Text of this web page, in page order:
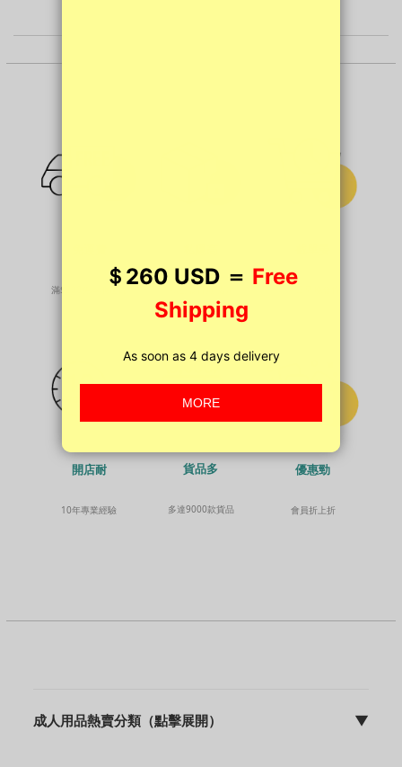
滿$200免本地運費 平日早晚發貨
開店耐
10年專業經驗
貨品多
多達9000款貨品
優惠勁
會員折上折
成人用品熱賣分類（點擊展開） ▼